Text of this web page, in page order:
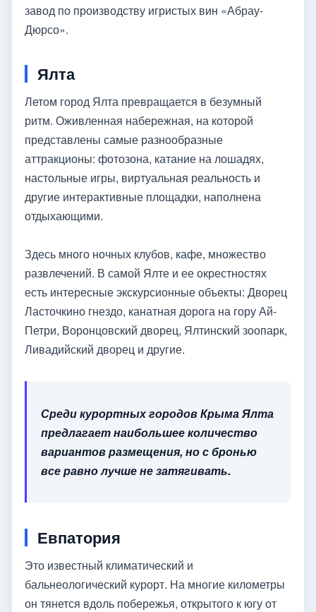
завод по производству игристых вин «Абрау-
Дюрсо».
Ялта
Летом город Ялта превращается в безумный
ритм. Оживленная набережная, на которой
представлены самые разнообразные
аттракционы: фотозона, катание на лошадях,
настольные игры, виртуальная реальность и
другие интерактивные площадки, наполнена
отдыхающими.
Здесь много ночных клубов, кафе, множество
развлечений. В самой Ялте и ее окрестностях
есть интересные экскурсионные объекты: Дворец
Ласточкино гнездо, канатная дорога на гору Ай-
Петри, Воронцовский дворец, Ялтинский зоопарк,
Ливадийский дворец и другие.
Среди курортных городов Крыма Ялта
предлагает наибольшее количество
вариантов размещения, но с бронью
все равно лучше не затягивать.
Евпатория
Это известный климатический и
бальнеологический курорт. На многие километры
он тянется вдоль побережья, открытого к югу от